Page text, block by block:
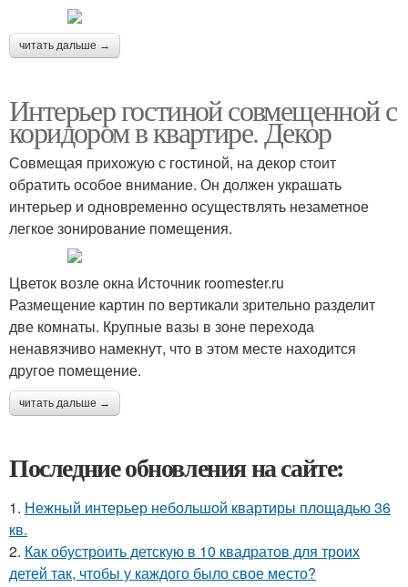
читать дальше →
Интерьер гостиной совмещенной с
коридором в квартире. Декор
Совмещая прихожую с гостиной, на декор стоит
обратить особое внимание. Он должен украшать
интерьер и одновременно осуществлять незаметное
легкое зонирование помещения.
Цветок возле окна Источник roomester.ru
Размещение картин по вертикали зрительно разделит
две комнаты. Крупные вазы в зоне перехода
ненавязчиво намекнут, что в этом месте находится
другое помещение.
читать дальше →
Последние обновления на сайте:
1. Нежный интерьер небольшой квартиры площадью 36
кв.
2. Как обустроить детскую в 10 квадратов для троих
детей так, чтобы у каждого было свое место?